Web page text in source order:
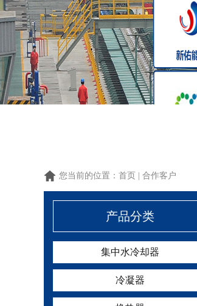
您当前的位置： 首页 合作客户
产品分类
集中水冷却器
冷凝器